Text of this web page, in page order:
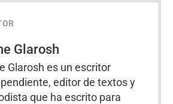
Glarosh
Glarosh es un escritor
editor de textos y
que ha escrito para